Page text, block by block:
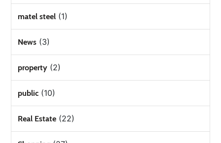
matel steel (1)
News (3)
property (2)
public (10)
Real Estate (22)